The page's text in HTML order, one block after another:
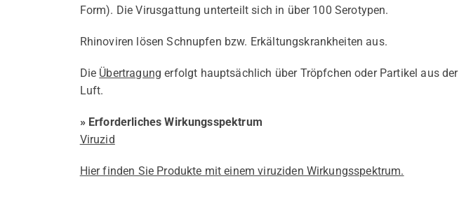
Form). Die Virusgattung unterteilt sich in über 100 Serotypen.
Rhinoviren lösen Schnupfen bzw. Erkältungskrankheiten aus.
Die Übertragung erfolgt hauptsächlich über Tröpfchen oder Partikel aus der
Luft.
» Erforderliches Wirkungsspektrum
Viruzid
Hier finden Sie Produkte mit einem viruziden Wirkungsspektrum.